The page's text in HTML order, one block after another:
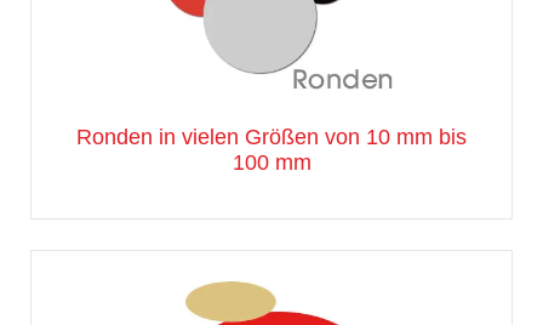
Ronden in vielen Größen von 10 mm bis
100 mm